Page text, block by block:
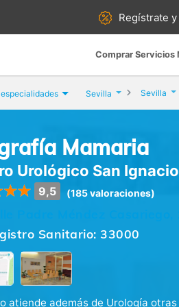
Regístrate y
Comprar Servicios
Sevilla Sevilla
Mamaria
Urológico San Ignacio
9,5 (185 valoraciones)
Sanitario: 33000
atiende además de Urología